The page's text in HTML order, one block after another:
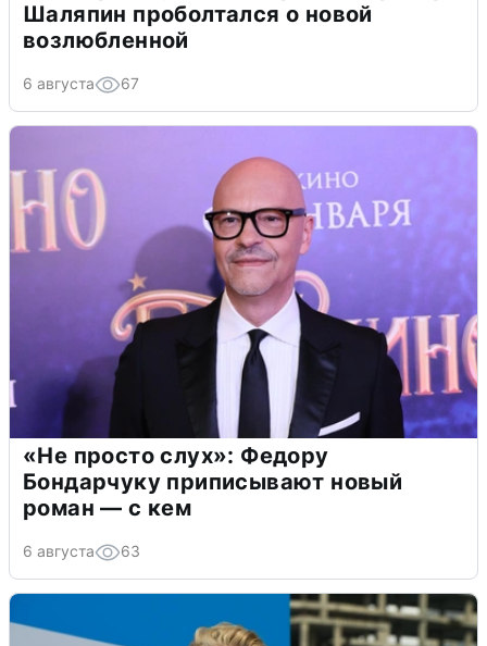
Шаляпин проболтался о новой
возлюбленной
6 августа 67
«Не просто слух»: Федору
Бондарчуку приписывают новый
роман — с кем
6 августа 63